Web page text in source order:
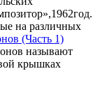
на различных
(Часть 1)
называют
крышках